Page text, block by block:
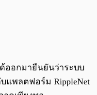
ออกมายืนยันว่าระบบ
แพลตฟอร์ม RippleNet